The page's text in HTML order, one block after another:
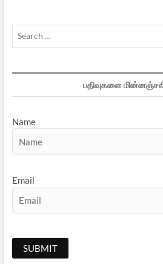
பதிவுகளை
Name
Email